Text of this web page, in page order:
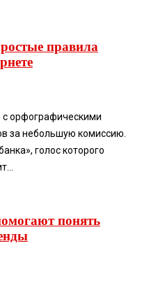
правила
с орфографическими
за небольшую комиссию.
голос которого
понять